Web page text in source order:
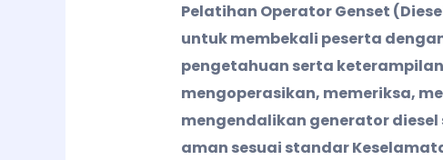
Pelatihan Operator Genset
untuk membekali peserta
pengetahuan serta
mengoperasikan, memeriksa,
mengendalikan generator diesel
aman sesuai standar